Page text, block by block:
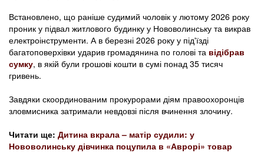
Встановлено, що раніше судимий чоловік у лютому 2026 року
проник у підвал житлового будинку у Нововолинську та викрав
електроінструменти. А в березні 2026 року у під'їзді
багатоповерхівки ударив громадянина по голові та відібрав
сумку, в якій були грошові кошти в сумі понад 35 тисяч
гривень.
Завдяки скоординованим прокурорами діям правоохоронців
зловмисника затримали невдовзі після вчинення злочину.
Читати ще: Дитина вкрала – матір судили: у
Нововолинську дівчинка поцупила в «Аврорі» товар